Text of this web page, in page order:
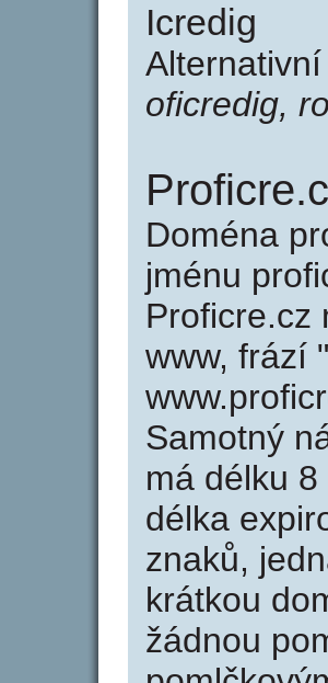
Icredig
oficredig,
Doména
jménu
Proficre.cz
www, frází
Samotný
má délku
délka
znaků,
krátkou
žádnou